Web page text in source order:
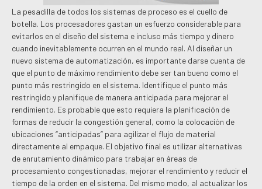
La pesadilla de todos los sistemas de proceso es el cuello de
botella. Los procesadores gastan un esfuerzo considerable para
evitarlos en el diseño del sistema e incluso más tiempo y dinero
cuando inevitablemente ocurren en el mundo real. Al diseñar un
nuevo sistema de automatización, es importante darse cuenta de
que el punto de máximo rendimiento debe ser tan bueno como el
punto más restringido en el sistema. Identifique el punto más
restringido y planifique de manera anticipada para mejorar el
rendimiento. Es probable que esto requiera la planificación de
formas de reducir la congestión general, como la colocación de
ubicaciones “anticipadas” para agilizar el flujo de material
directamente al empaque. El objetivo final es utilizar alternativas
de enrutamiento dinámico para trabajar en áreas de
procesamiento congestionadas, mejorar el rendimiento y reducir el
tiempo de la orden en el sistema. Del mismo modo, al actualizar los